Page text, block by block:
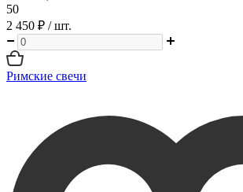
50
2 450 ₽ / шт.
Римские свечи